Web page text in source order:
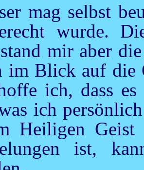
mag selbst
wurde.
mir aber
im Blick auf die
ich, dass
ich
Heiligen Geist
ist,